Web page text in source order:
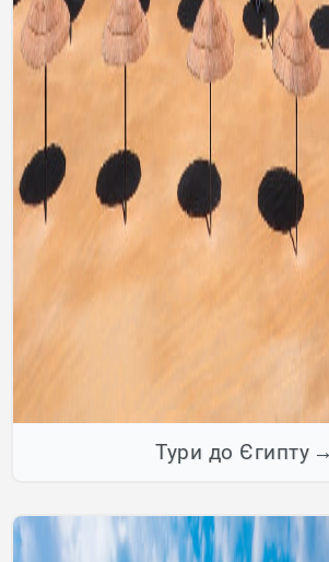
Тури до Єгипту